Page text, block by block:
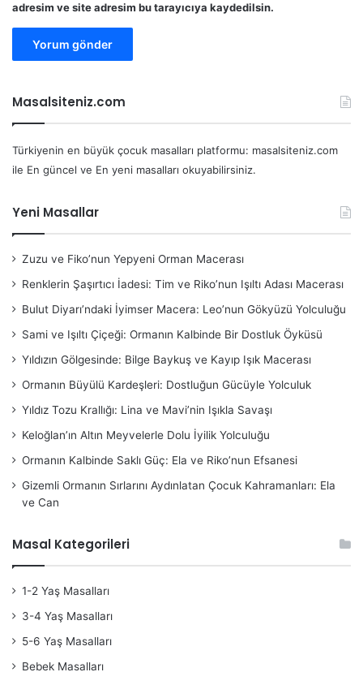
adresim ve site adresim bu tarayıcıya kaydedilsin.
Masalsiteniz.com
Türkiyenin en büyük çocuk masalları platformu: masalsiteniz.com
ile En güncel ve En yeni masalları okuyabilirsiniz.
Yeni Masallar
Zuzu ve Fiko’nun Yepyeni Orman Macerası
Renklerin Şaşırtıcı İadesi: Tim ve Riko’nun Işıltı Adası Macerası
Bulut Diyarı’ndaki İyimser Macera: Leo’nun Gökyüzü Yolculuğu
Sami ve Işıltı Çiçeği: Ormanın Kalbinde Bir Dostluk Öyküsü
Yıldızın Gölgesinde: Bilge Baykuş ve Kayıp Işık Macerası
Ormanın Büyülü Kardeşleri: Dostluğun Gücüyle Yolculuk
Yıldız Tozu Krallığı: Lina ve Mavi’nin Işıkla Savaşı
Keloğlan’ın Altın Meyvelerle Dolu İyilik Yolculuğu
Ormanın Kalbinde Saklı Güç: Ela ve Riko’nun Efsanesi
Gizemli Ormanın Sırlarını Aydınlatan Çocuk Kahramanları: Ela
ve Can
Masal Kategorileri
1-2 Yaş Masalları
3-4 Yaş Masalları
5-6 Yaş Masalları
Bebek Masalları